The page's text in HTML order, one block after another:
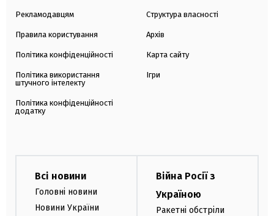
Рекламодавцям
Правила користування
Політика конфіденційності
Політика використання
штучного інтелекту
Політика конфіденційності
додатку
Структура власності
Архів
Карта сайту
Ігри
Всі новини
Головні новини
Новини України
Війна Росії з
Україною
Ракетні обстріли